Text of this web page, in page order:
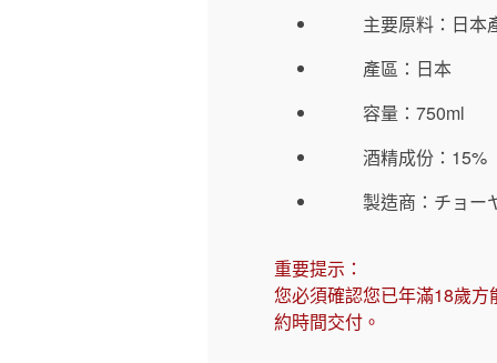
主要原料：日本
產區：日本
容量：750ml
酒精成份：15%
製造商：チョー
重要提示：
您必須確認您已年滿18歲
約時間交付。